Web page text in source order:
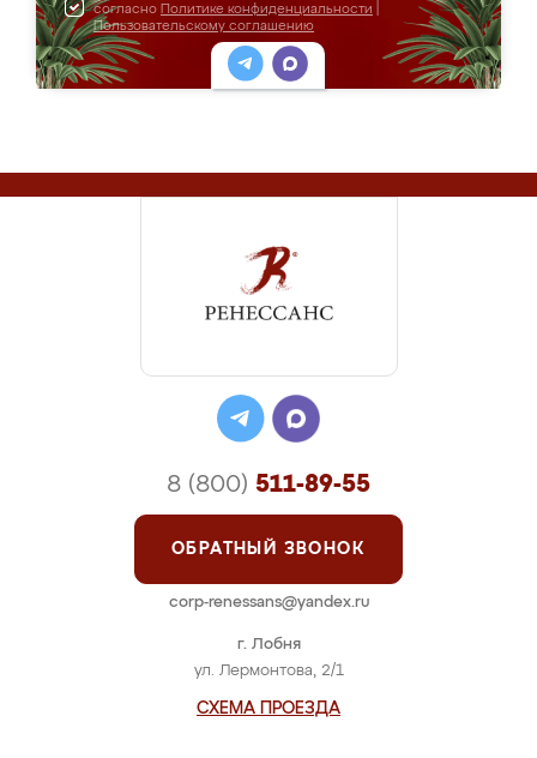
согласно Политике конфиденциальности
Пользовательскому соглашению
г. Лобня
ул. Лермонтова, 2/1
СХЕМА ПРОЕЗДА
8 (800) 511-89-55
ОБРАТНЫЙ ЗВОНОК
corp-renessans@yandex.ru